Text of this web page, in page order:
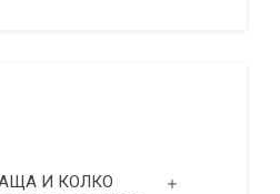
И КОЛКО